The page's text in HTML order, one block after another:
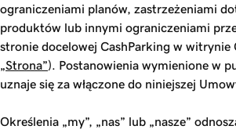
ograniczeniami planów, zastrzeżeniami
produktów lub innymi ograniczeniami
stronie docelowej CashParking w witrynie
„Strona”). Postanowienia wymienione w
uznaje się za włączone do niniejszej
Określenia „my”, „nas” lub „nasze”